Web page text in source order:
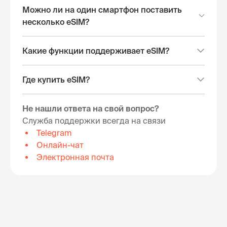
Можно ли на один смартфон поставить
несколько eSIM?
Какие функции поддерживает eSIM?
Где купить eSIM?
Не нашли ответа на свой вопрос?
Служба поддержки всегда на связи
Telegram
Онлайн-чат
Электронная почта